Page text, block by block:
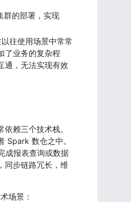
群的部署，实现
往使用场景中常常
了业务的复杂程
通，无法实现有效
赖三个技术栈。
Spark 数仓之中。
成报表查询或数据
同步链路冗长，维
场景：